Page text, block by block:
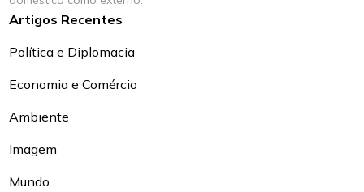
Artigos Recentes
Política e Diplomacia
Economia e Comércio
Ambiente
Imagem
Mundo